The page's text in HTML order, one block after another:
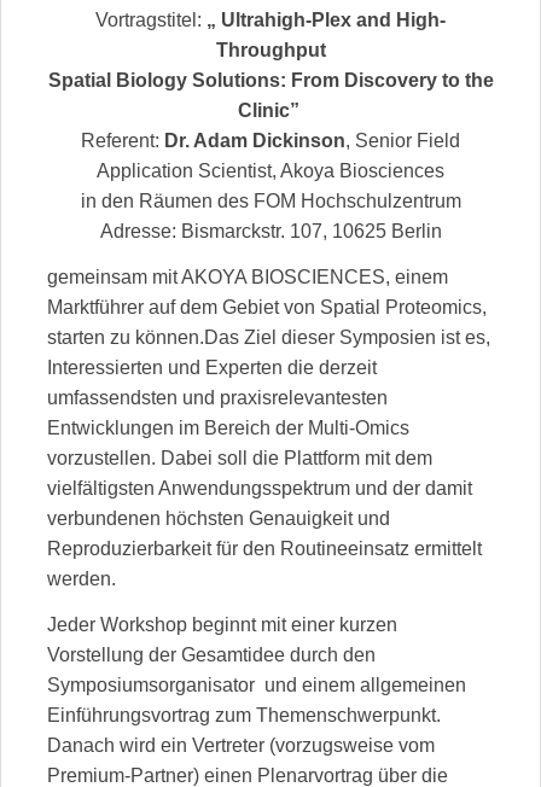
Vortragstitel: „ Ultrahigh-Plex and High-
Throughput
Spatial Biology Solutions: From Discovery to the
Clinic”
Referent: Dr. Adam Dickinson, Senior Field
Application Scientist, Akoya Biosciences
in den Räumen des FOM Hochschulzentrum
Adresse: Bismarckstr. 107, 10625 Berlin
gemeinsam mit AKOYA BIOSCIENCES, einem
Marktführer auf dem Gebiet von Spatial Proteomics,
starten zu können.Das Ziel dieser Symposien ist es,
Interessierten und Experten die derzeit
umfassendsten und praxisrelevantesten
Entwicklungen im Bereich der Multi-Omics
vorzustellen. Dabei soll die Plattform mit dem
vielfältigsten Anwendungsspektrum und der damit
verbundenen höchsten Genauigkeit und
Reproduzierbarkeit für den Routineeinsatz ermittelt
werden.
Jeder Workshop beginnt mit einer kurzen
Vorstellung der Gesamtidee durch den
Symposiumsorganisator und einem allgemeinen
Einführungsvortrag zum Themenschwerpunkt.
Danach wird ein Vertreter (vorzugsweise vom
Premium-Partner) einen Plenarvortrag über die